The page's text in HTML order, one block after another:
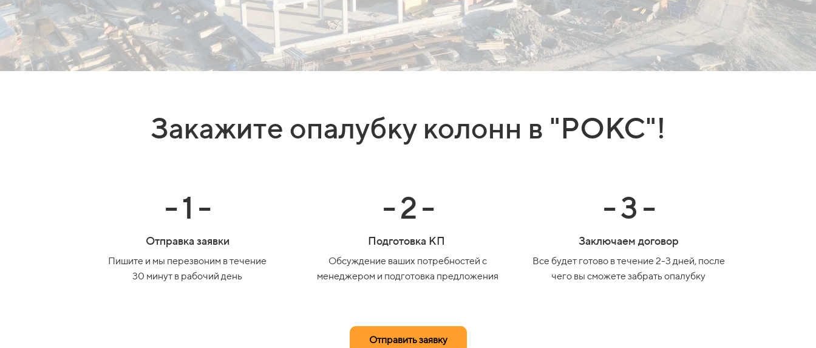
Закажите опалубку колонн в "РОКС"!
- 1 -
Отправка заявки
Пишите и мы перезвоним в течение
30 минут в рабочий день
- 2 -
Подготовка КП
Обсуждение ваших потребностей с
менеджером и подготовка предложения
- 3 -
Заключаем договор
Все будет готово в течение 2-3 дней, после
чего вы сможете забрать опалубку
Отправить заявку